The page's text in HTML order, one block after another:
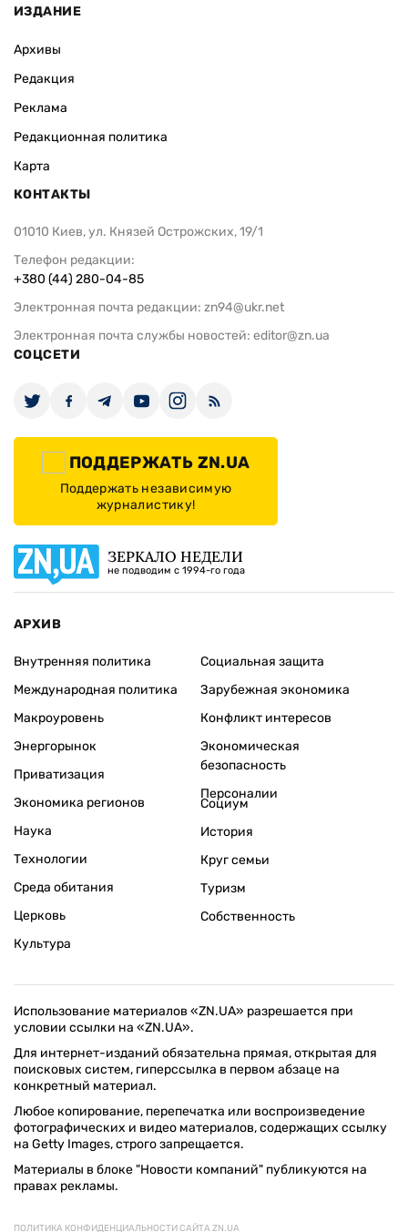
ИЗДАНИЕ
Архивы
Редакция
Реклама
Редакционная политика
Карта
КОНТАКТЫ
01010 Киев, ул. Князей Острожских, 19/1
Телефон редакции:
+380 (44) 280-04-85
Электронная почта редакции: zn94@ukr.net
Электронная почта службы новостей: editor@zn.ua
СОЦСЕТИ
ПОДДЕРЖАТЬ ZN.UA
Поддержать независимую
журналистику!
ЗЕРКАЛО НЕДЕЛИ
не подводим с 1994-го года
АРХИВ
Внутренняя политика
Международная политика
Макроуровень
Энергорынок
Приватизация
Экономика регионов
Социальная защита
Зарубежная экономика
Конфликт интересов
Экономическая
безопасность
Персоналии
Наука
Технологии
Среда обитания
Церковь
Культура
Социум
История
Круг семьи
Туризм
Собственность
Использование материалов «ZN.UA» разрешается при
условии ссылки на «ZN.UA».
Для интернет-изданий обязательна прямая, открытая для
поисковых систем, гиперссылка в первом абзаце на
конкретный материал.
Любое копирование, перепечатка или воспроизведение
фотографических и видео материалов, содержащих ссылку
на Getty Images, строго запрещается.
Материалы в блоке "Новости компаний" публикуются на
правах рекламы.
ПОЛИТИКА КОНФИДЕНЦИАЛЬНОСТИ САЙТА ZN.UA